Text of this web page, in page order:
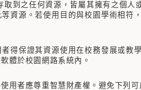
取到之任何資源，皆屬其擁有之個
資源。若使用目的與校園學術相符
得保證其資源使用在校務發展或教
體於校園網路系統內。
用者應尊重智慧財產權。避免下列